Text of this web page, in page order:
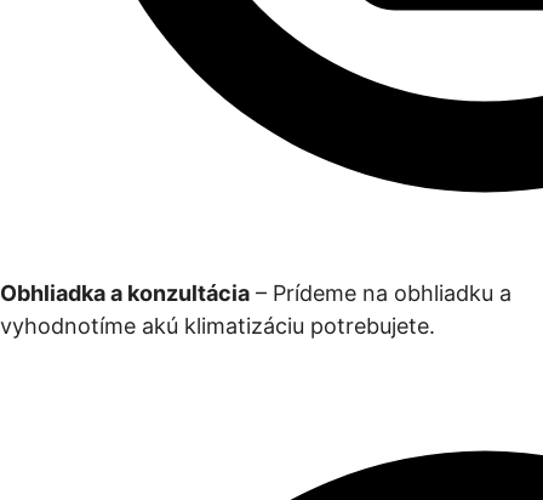
Obhliadka a konzultácia – Prídeme na obhliadku a
vyhodnotíme akú klimatizáciu potrebujete.